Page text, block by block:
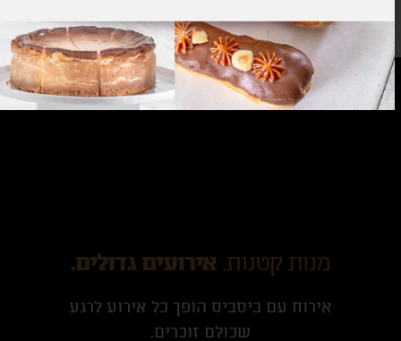
מנות קטנות.אירועים גדולים.
אירוח עם ביסביס הופך כל אירוע לרגע
שכולם זוכרים.